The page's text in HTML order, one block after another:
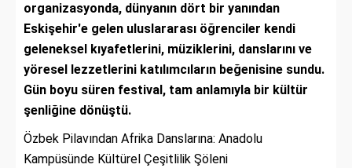
organizasyonda, dünyanın dört bir yanından
Eskişehir'e gelen uluslararası öğrenciler kendi
geleneksel kıyafetlerini, müziklerini, danslarını ve
yöresel lezzetlerini katılımcıların beğenisine sundu.
Gün boyu süren festival, tam anlamıyla bir kültür
şenliğine dönüştü.
Özbek Pilavından Afrika Danslarına: Anadolu
Kampüsünde Kültürel Çeşitlilik Şöleni